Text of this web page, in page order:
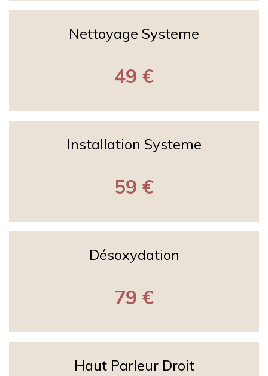
Nettoyage Systeme
49 €
Installation Systeme
59 €
Désoxydation
79 €
Haut Parleur Droit